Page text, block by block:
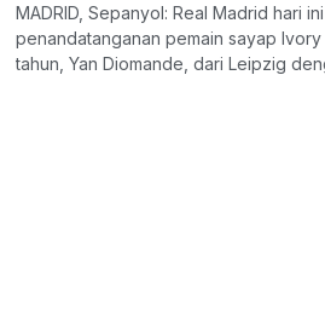
MADRID, Sepanyol: Real Madrid hari
penandatanganan pemain sayap Ivory
tahun, Yan Diomande, dari Leipzig